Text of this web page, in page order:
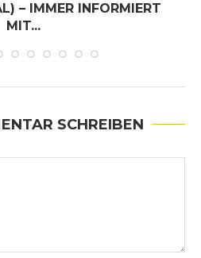
– IMMER INFORMIERT
MIT...
30, 2026
SCHREIBEN